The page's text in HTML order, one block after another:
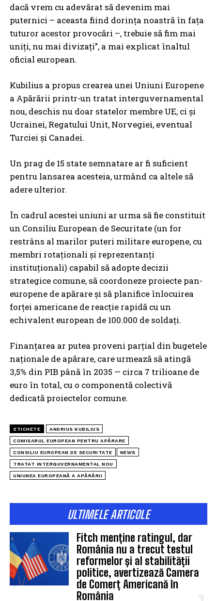
dacă vrem cu adevărat să devenim mai
puternici – aceasta fiind dorința noastră în fața
tuturor acestor provocări –, trebuie să fim mai
uniți, nu mai divizați”, a mai explicat înaltul
oficial european.
Kubilius a propus crearea unei Uniuni Europene
a Apărării printr-un tratat interguvernamental
nou, deschis nu doar statelor membre UE, ci și
Ucrainei, Regatului Unit, Norvegiei, eventual
Turciei și Canadei.
Un prag de 15 state semnatare ar fi suficient
pentru lansarea acesteia, urmând ca altele să
adere ulterior.
În cadrul acestei uniuni ar urma să fie constituit
un Consiliu European de Securitate (un for
restrâns al marilor puteri militare europene, cu
membri rotaționali și reprezentanți
instituționali) capabil să adopte decizii
strategice comune, să coordoneze proiecte pan-
europene de apărare și să planifice înlocuirea
forței americane de reacție rapidă cu un
echivalent european de 100.000 de soldați.
Finanțarea ar putea proveni parțial din bugetele
naționale de apărare, care urmează să atingă
3,5% din PIB până în 2035 — circa 7 trilioane de
euro în total, cu o componentă colectivă
dedicată proiectelor comune.
ETICHETE ANDRIUS KUBILIUS
COMISARUL EUROPEAN PENTRU APĂRARE
CONSILIU EUROPEAN DE SECURITATE NEWS
TRATAT INTERGUVERNAMENTAL NOU
UNIUNEA EUROPEANĂ A APĂRĂRII
ULTIMELE ARTICOLE
Fitch menține ratingul, dar
România nu a trecut testul
reformelor și al stabilității
politice, avertizează Camera
de Comerț Americană în
România